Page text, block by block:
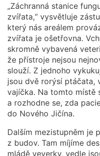
„Záchranná stanice
zvířata,“ vysvětluje
který nás areálem
zvířata je ošetřovna.
skromně vybavená
že přístroje nejsou
slouží. Z jednoho
jsou dvě rorýsí ptáčata,
vajíčka. Na tomto místě
a rozhodne se, zda
do Nového Jičína.
Dalším mezistupněm je
z budov. Tam míjíme
mládě veverky, vedle